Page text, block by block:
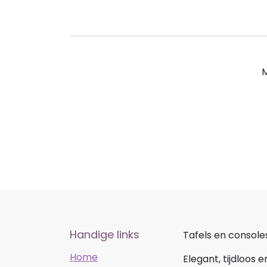
Handige links
Home
Tafels en
Elegant, tijdloos